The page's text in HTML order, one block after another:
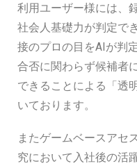
利用ユーザー様には、
社会人基礎力が判定で
接のプロの目をAIが判
合否に関わらず候補者
できることによる「透
いております。
またゲームベースアセ
究において入社後の活